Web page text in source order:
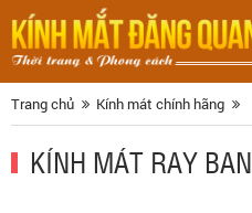
Trang chủ Kính mát chính hãng
KÍNH MÁT RAY BAN